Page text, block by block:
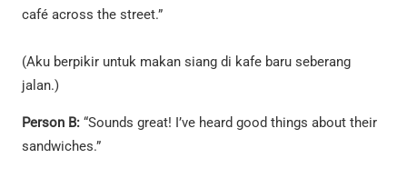
café across the street.”
(Aku berpikir untuk makan siang di kafe baru seberang
jalan.)
Person B: “Sounds great! I’ve heard good things about their
sandwiches.”